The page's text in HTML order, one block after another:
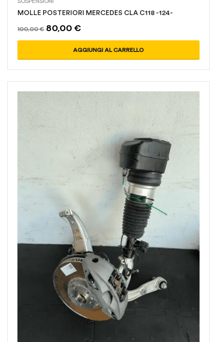
MOLLE POSTERIORI MERCEDES CLA C118 -124-
100,00€ 80,00 €
AGGIUNGI AL CARRELLO